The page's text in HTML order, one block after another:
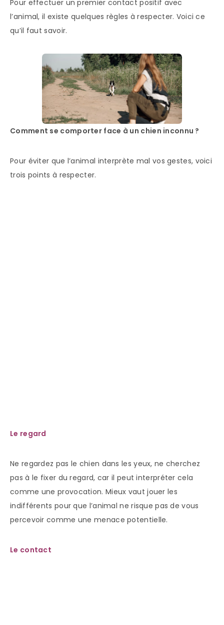
Pour effectuer un premier contact positif avec
l’animal, il existe quelques règles à respecter. Voici ce
qu’il faut savoir.
Comment se comporter face à un chien inconnu ?
Pour éviter que l’animal interprète mal vos gestes, voici
trois points à respecter.
Le regard
Ne regardez pas le chien dans les yeux, ne cherchez
pas à le fixer du regard, car il peut interpréter cela
comme une provocation. Mieux vaut jouer les
indifférents pour que l’animal ne risque pas de vous
percevoir comme une menace potentielle.
Le contact